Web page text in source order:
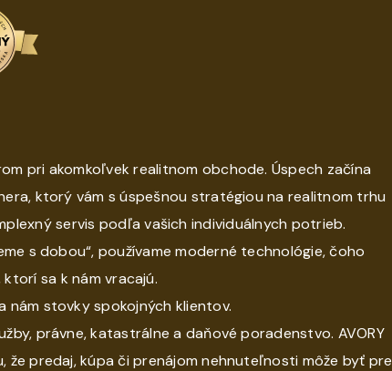
pri akomkoľvek realitnom obchode. Úspech začína
ktorý vám s úspešnou stratégiou na realitnom trhu
servis podľa vašich individuálnych potrieb.
s dobou“, používame moderné technológie, čoho
sa k nám vracajú.
nám stovky spokojných klientov.
právne, katastrálne a daňové poradenstvo. AVORY
že predaj, kúpa či prenájom nehnuteľnosti môže byť pre